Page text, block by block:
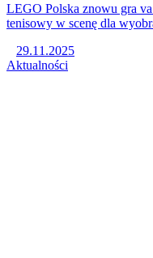
LEGO Polska znowu gra
tenisowy w scenę dla
29.11.2025
Aktualności